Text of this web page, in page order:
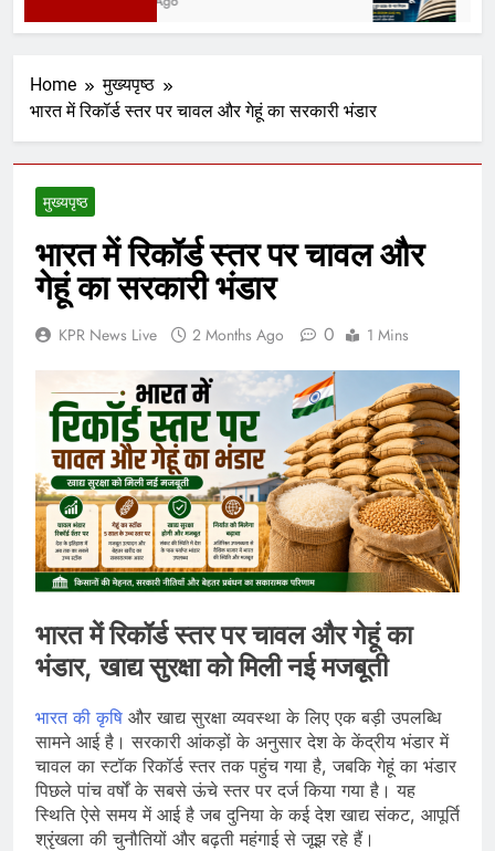
Home
मुख्यपृष्ठ
भारत में रिकॉर्ड स्तर पर चावल और गेहूं का सरकारी भंडार
मुख्यपृष्ठ
भारत में रिकॉर्ड स्तर पर चावल और
गेहूं का सरकारी भंडार
KPR News Live 2 Months Ago 0 1 Mins
भारत में रिकॉर्ड स्तर पर चावल और गेहूं का
भंडार, खाद्य सुरक्षा को मिली नई मजबूती
भारत की कृषि और खाद्य सुरक्षा व्यवस्था के लिए एक बड़ी उपलब्धि
सामने आई है। सरकारी आंकड़ों के अनुसार देश के केंद्रीय भंडार में
चावल का स्टॉक रिकॉर्ड स्तर तक पहुंच गया है, जबकि गेहूं का भंडार
पिछले पांच वर्षों के सबसे ऊंचे स्तर पर दर्ज किया गया है। यह
स्थिति ऐसे समय में आई है जब दुनिया के कई देश खाद्य संकट, आपूर्ति
श्रृंखला की चुनौतियों और बढ़ती महंगाई से जूझ रहे हैं।